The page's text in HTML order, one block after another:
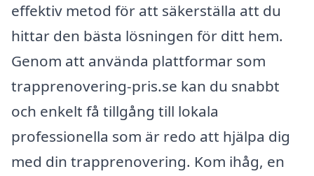
effektiv metod för att säkerställa att du
hittar den bästa lösningen för ditt hem.
Genom att använda plattformar som
trapprenovering-pris.se kan du snabbt
och enkelt få tillgång till lokala
professionella som är redo att hjälpa dig
med din trapprenovering. Kom ihåg, en